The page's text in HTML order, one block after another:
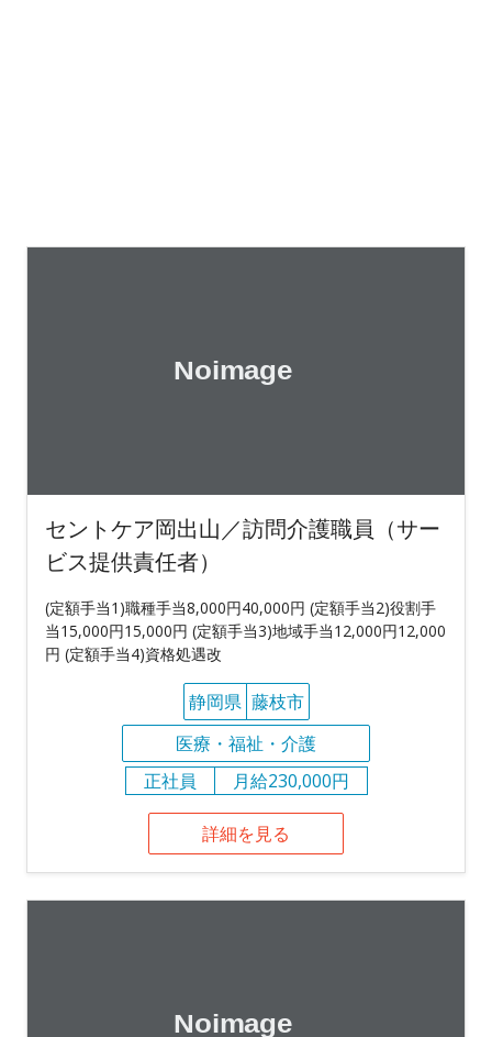
セントケア岡出山／訪問介護職員（サー
ビス提供責任者）
(定額手当1)職種手当8,000円40,000円 (定額手当2)役割手
当15,000円15,000円 (定額手当3)地域手当12,000円12,000
円 (定額手当4)資格処遇改
静岡県 藤枝市
医療・福祉・介護
正社員
月給230,000円
詳細を見る